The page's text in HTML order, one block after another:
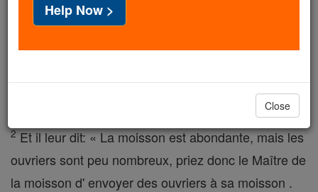
Après cela, le Seigneur désigna encore soixante-
douze autres et les envoya devant lui par paires, de
2Et il leur dit: « La moisson est abondante, mais les
ouvriers sont peu nombreux, priez donc le Maître de
la moisson d' envoyer des ouvriers à sa moisson .
Help Now >
Close